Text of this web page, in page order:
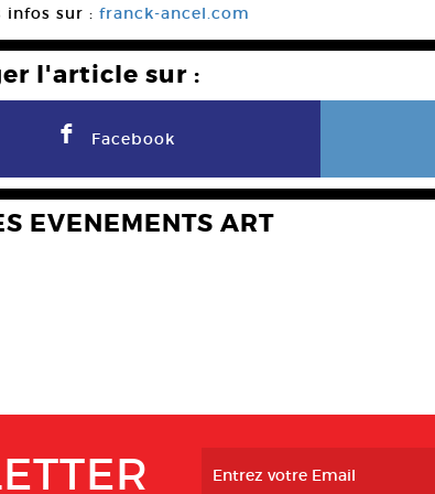
infos sur : franck-ancel.com
l'article sur :
F Facebook
EVENEMENTS ART